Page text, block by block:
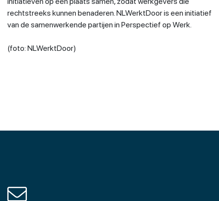
rechtstreeks kunnen benaderen. NLWerktDoor is een initiatief
van de samenwerkende partijen in Perspectief op Werk.
(foto: NLWerktDoor)